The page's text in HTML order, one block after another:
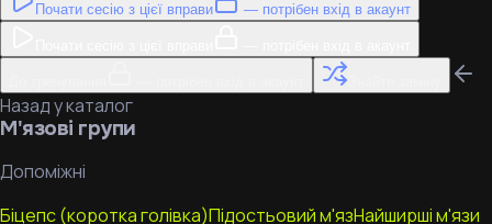
Почати сесію з цієї вправи — потрібен вхід в акаунт
Назад у каталог
М'язові групи
Допоміжні
Біцепс (коротка голівка)Підостьовий м'язНайширші м'язи